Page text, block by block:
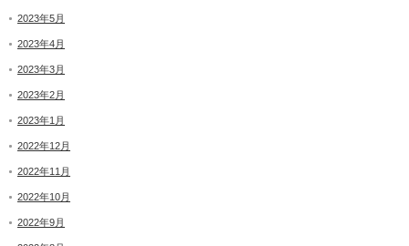
2023年5月
2023年4月
2023年3月
2023年2月
2023年1月
2022年12月
2022年11月
2022年10月
2022年9月